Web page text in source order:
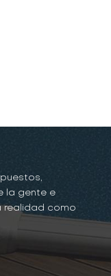
la gente e
realidad como